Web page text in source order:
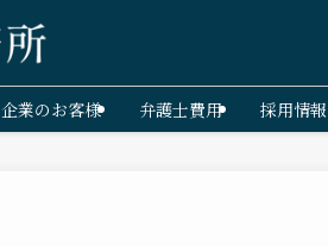
企業のお客様 弁護士費用 採用情報